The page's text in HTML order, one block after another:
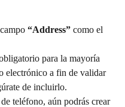
“Address” como el
para la mayoría
electrónico a fin de validar
de incluirlo.
teléfono, aún podrás crear